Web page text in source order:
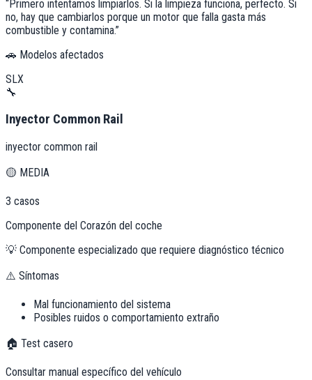
“Primero intentamos limpiarlos. Si la limpieza funciona, perfecto. Si
no, hay que cambiarlos porque un motor que falla gasta más
combustible y contamina.”
🚗 Modelos afectados
SLX
🔧
Inyector Common Rail
inyector common rail
🟡 MEDIA
3 casos
Componente del Corazón del coche
💡 Componente especializado que requiere diagnóstico técnico
⚠️ Síntomas
Mal funcionamiento del sistema
Posibles ruidos o comportamiento extraño
🏠 Test casero
Consultar manual específico del vehículo